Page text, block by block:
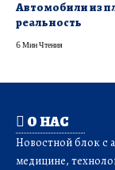
Автомобили из
реальность
6 Мин Чтения
О НАС
Новостной блок с
медицине,